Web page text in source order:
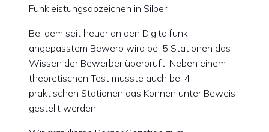
Funkleistungsabzeichen in Silber.
Bei dem seit heuer an den Digitalfunk
angepasstem Bewerb wird bei 5 Stationen das
Wissen der Bewerber überprüft. Neben einem
theoretischen Test musste auch bei 4
praktischen Stationen das Können unter Beweis
gestellt werden.